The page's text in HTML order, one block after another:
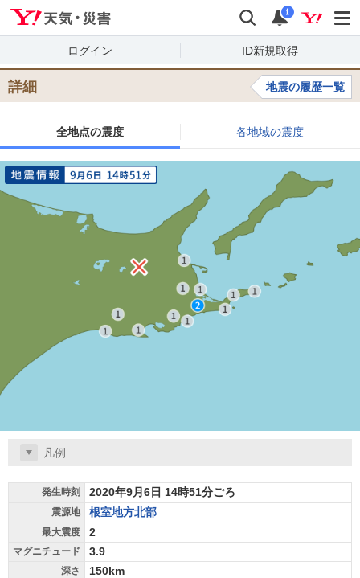
検索 通知
i
ログイン ID新規取得
詳細 地震の履歴一覧
全地点の震度 各地域の震度
凡例
発生時刻 2020年9月6日 14時51分ごろ
震源地 根室地方北部
最大震度 2
マグニチュード 3.9
深さ 150km